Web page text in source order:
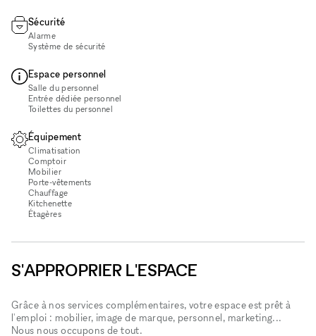
Sécurité
Alarme
Système de sécurité
Espace personnel
Salle du personnel
Entrée dédiée personnel
Toilettes du personnel
Équipement
Climatisation
Comptoir
Mobilier
Porte-vêtements
Chauffage
Kitchenette
Étagères
S'APPROPRIER L'ESPACE
Grâce à nos services complémentaires, votre espace est prêt à
l'emploi : mobilier, image de marque, personnel, marketing...
Nous nous occupons de tout.